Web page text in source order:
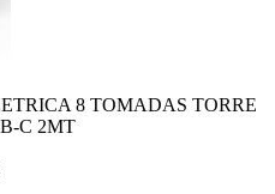
8 TOMADAS TORRE
C 2MT